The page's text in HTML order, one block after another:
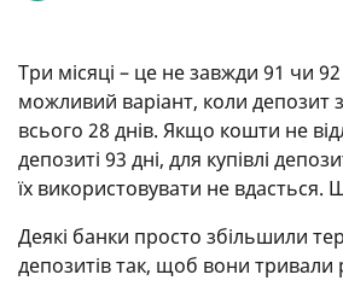
Три місяці – це не завжди 91 чи
можливий варіант, коли депозит
всього 28 днів. Якщо кошти не
депозиті 93 дні, для купівлі
їх використовувати не
Деякі банки просто збільшили
депозитів так, щоб вони тривали